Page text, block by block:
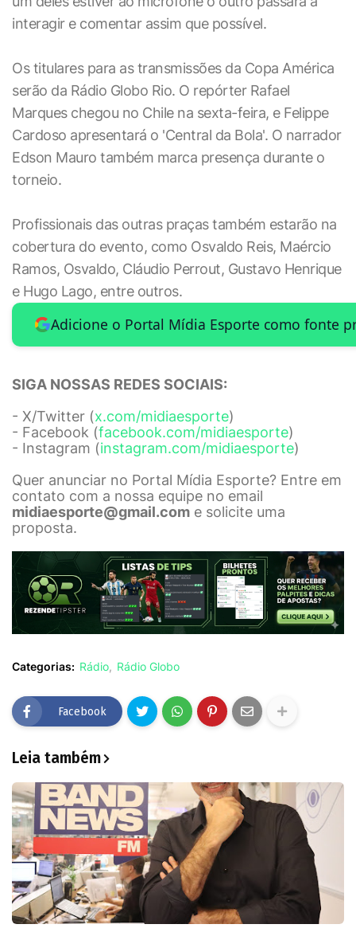
interagir e comentar assim que possível.
Os titulares para as transmissões da Copa América
serão da Rádio Globo Rio. O repórter Rafael
Marques chegou no Chile na sexta-feira, e Felippe
Cardoso apresentará o 'Central da Bola'. O narrador
Edson Mauro também marca presença durante o
torneio.
Profissionais das outras praças também estarão na
cobertura do evento, como Osvaldo Reis, Maércio
Ramos, Osvaldo, Cláudio Perrout, Gustavo Henrique
e Hugo Lago, entre outros.
Adicione o Portal Mídia Esporte como fonte
SIGA NOSSAS REDES SOCIAIS:
- X/Twitter (x.com/midiaesporte)
- Facebook (facebook.com/midiaesporte)
- Instagram (instagram.com/midiaesporte)
Quer anunciar no Portal Mídia Esporte? Entre em
contato com a nossa equipe no email
midiaesporte@gmail.com e solicite uma
proposta.
Categorias: Rádio Rádio Globo
Facebook
Leia também